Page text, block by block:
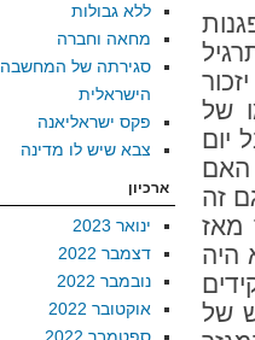
של
יום
האם
זה
מאז
היה
של
ללא גבולות
מחאה וחברה
סגירתה של המחשבה
הישראלית
פקס ישראליאנה
צבא שיש לו מדינה
ארכיון
ינואר 2023
דצמבר 2022
נובמבר 2022
אוקטובר 2022